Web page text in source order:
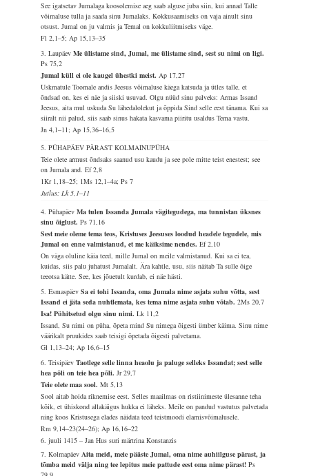
See igatsetav Jumalaga koosolemise aeg saab alguse juba siin, kui annad Talle
võimaluse tulla ja saada sinu Jumalaks. Kokkusaamiseks on vaja ainult sinu
otsust. Jumal on ju valmis ja Temal on kokkuliitmiseks väge.
Fl 2,1–5; Ap 15,13–35
3. LaupäevMe ülistame sind, Jumal, me ülistame sind, sest su nimi on ligi.
Ps 75,2
Jumal küll ei ole kaugel ühestki meist.Ap 17,27
Uskmatule Toomale andis Jeesus võimaluse käega katsuda ja ütles talle, et
õndsad on, kes ei näe ja siiski usuvad. Olgu nüüd sinu palveks: Armas Issand
Jeesus, aita mul uskuda Su lähedalolekut ja õppida Sind selle eest tänama. Kui sa
siiralt nii palud, siis saab sinus hakata kasvama piiritu usaldus Tema vastu.
Jn 4,1–11; Ap 15,36–16,5
5. PÜHAPÄEV PÄRAST KOLMAINUPÜHA
Teie olete armust õndsaks saanud usu kaudu ja see pole mitte teist enestest; see
on Jumala and.Ef 2,8
1Kr 1,18–25; 1Ms 12,1–4a; Ps 7
Jutlus: Lk 5,1–11
4. PühapäevMa tulen Issanda Jumala vägitegudega, ma tunnistan üksnes
sinu õiglust.Ps 71,16
Sest meie oleme tema teos, Kristuses Jeesuses loodud headele tegudele, mis
Jumal on enne valmistanud, et me käiksime nendes.Ef 2,10
On väga oluline käia teed, mille Jumal on meile valmistanud. Kui sa ei tea,
kuidas, siis palu juhatust Jumalalt. Ära kahtle, usu, siis näitab Ta sulle õige
teeotsa kätte. See, kes jõuetult kurdab, ei näe hästi.
5. EsmaspäevSa ei tohi Issanda, oma Jumala nime asjata suhu võtta, sest
Issand ei jäta seda nuhtlemata, kes tema nime asjata suhu võtab.2Ms 20,7
Isa! Pühitsetud olgu sinu nimi.Lk 11,2
Issand, Su nimi on püha, õpeta mind Su nimega õigesti ümber käima. Sinu nime
väärikalt pruukides saab teisigi õpetada õigesti palvetama.
Gl 1,13–24; Ap 16,6–15
6. TeisipäevTaotlege selle linna heaolu ja paluge selleks Issandat; sest selle
hea põli on teie hea põli.Jr 29,7
Teie olete maa sool.Mt 5,13
Sool aitab hoida riknemise eest. Selles maailmas on ristiinimeste ülesanne teha
kõik, et ühiskond allakäigus hukka ei läheks. Meile on pandud vastutus palvetada
ning koos Kristusega elades näidata teed teistmoodi elamisvõimalusele.
Rm 9,14–23(24–26); Ap 16,16–22
6. juuli 1415 – Jan Hus suri märtrina Konstanzis
7. KolmapäevAita meid, meie pääste Jumal, oma nime auhiilguse pärast, ja
tõmba meid välja ning tee lepitus meie pattude eest oma nime pärast!Ps